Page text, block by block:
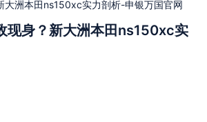
大洲本田ns150xc实力剖析-申银万国官网
现身？新大洲本田ns150xc实